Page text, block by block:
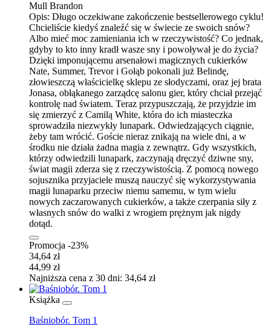
Mull Brandon
Opis: Długo oczekiwane zakończenie bestsellerowego cyklu!
Chcieliście kiedyś znaleźć się w świecie ze swoich snów?
Albo mieć moc zamieniania ich w rzeczywistość? Co jednak,
gdyby to kto inny kradł wasze sny i powoływał je do życia?
Dzięki imponującemu arsenałowi magicznych cukierków
Nate, Summer, Trevor i Gołąb pokonali już Belindę,
złowieszczą właścicielkę sklepu ze słodyczami, oraz jej brata
Jonasa, obłąkanego zarządcę salonu gier, który chciał przejąć
kontrolę nad światem. Teraz przypuszczają, że przyjdzie im
się zmierzyć z Camilą White, która do ich miasteczka
sprowadziła niezwykły lunapark. Odwiedzających ciągnie,
żeby tam wrócić. Goście nieraz znikają na wiele dni, a w
środku nie działa żadna magia z zewnątrz. Gdy wszystkich,
którzy odwiedzili lunapark, zaczynają dręczyć dziwne sny,
świat magii zderza się z rzeczywistością. Z pomocą nowego
sojusznika przyjaciele muszą nauczyć się wykorzystywania
magii lunaparku przeciw niemu samemu, w tym wielu
nowych zaczarowanych cukierków, a także czerpania siły z
własnych snów do walki z wrogiem prężnym jak nigdy
dotąd.
Promocja -23%
34,64 zł
44,99 zł
Najniższa cena z 30 dni: 34,64 zł
Książka
Baśniobór. Tom 1